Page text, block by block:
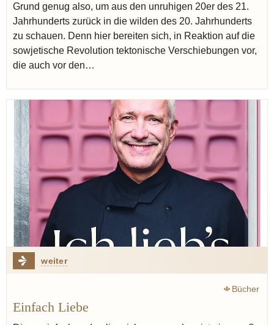
Grund genug also, um aus den unruhigen 20er des 21.
Jahrhunderts zurück in die wilden des 20. Jahrhunderts
zu schauen. Denn hier bereiten sich, in Reaktion auf die
sowjetische Revolution tektonische Verschiebungen vor,
die auch vor den…
weiter
Bücher
Einfach Liebe